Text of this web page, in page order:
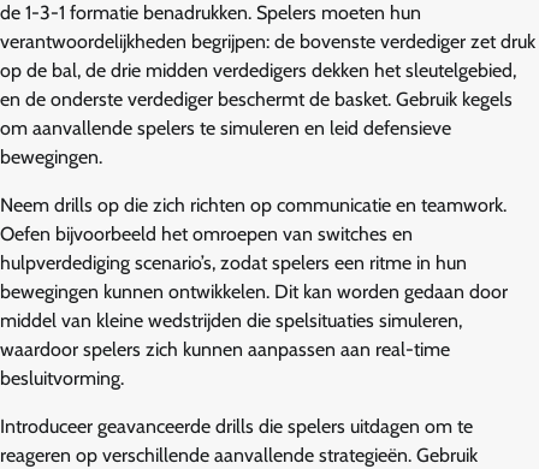
de 1-3-1 formatie benadrukken. Spelers moeten hun
verantwoordelijkheden begrijpen: de bovenste verdediger zet druk
op de bal, de drie midden verdedigers dekken het sleutelgebied,
en de onderste verdediger beschermt de basket. Gebruik kegels
om aanvallende spelers te simuleren en leid defensieve
bewegingen.
Neem drills op die zich richten op communicatie en teamwork.
Oefen bijvoorbeeld het omroepen van switches en
hulpverdediging scenario’s, zodat spelers een ritme in hun
bewegingen kunnen ontwikkelen. Dit kan worden gedaan door
middel van kleine wedstrijden die spelsituaties simuleren,
waardoor spelers zich kunnen aanpassen aan real-time
besluitvorming.
Introduceer geavanceerde drills die spelers uitdagen om te
reageren op verschillende aanvallende strategieën. Gebruik